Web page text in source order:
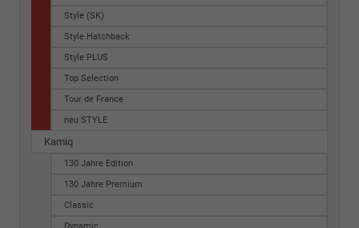
Style (SK)
Style Hatchback
Style PLUS
Top Selection
Tour de France
neu STYLE
Kamiq
130 Jahre Edition
130 Jahre Premium
Classic